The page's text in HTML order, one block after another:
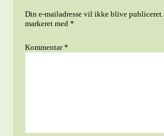
Din e-mailadresse vil ikke blive publiceret.
markeret med*
Kommentar*